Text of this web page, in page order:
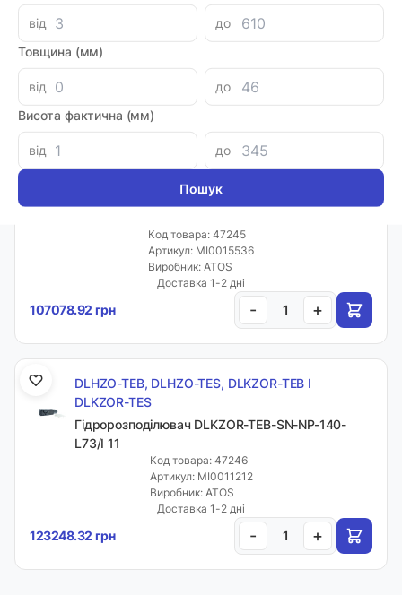
від
до
Товщина (мм)
від
до
Висота фактична (мм)
від до
Код товара: 47244
Артикул: MI0016612
Виробник: ATOS
88620.48 грн -
DLHZO-TEB, DLHZO-TES, DLKZOR-TEB І
Гідророзподілювач DLKZOR-TEB-SN-NP-140-
Код товара: 47245
Артикул: MI0015536
Виробник: ATOS
Доставка 1-2 дні
107078.92 грн - +
DLHZO-TEB, DLHZO-TES, DLKZOR-TEB І
DLKZOR-TES
Гідророзподілювач DLKZOR-TEB-SN-NP-140-
L73/I 11
Код товара: 47246
Артикул: MI0011212
Виробник: ATOS
Доставка 1-2 дні
123248.32 грн - +